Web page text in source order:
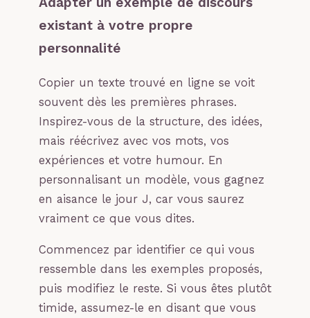
existant à votre propre
personnalité
Copier un texte trouvé en ligne se voit
souvent dès les premières phrases.
Inspirez-vous de la structure, des idées,
mais réécrivez avec vos mots, vos
expériences et votre humour. En
personnalisant un modèle, vous gagnez
en aisance le jour J, car vous saurez
vraiment ce que vous dites.
Commencez par identifier ce qui vous
ressemble dans les exemples proposés,
puis modifiez le reste. Si vous êtes plutôt
timide, assumez-le en disant que vous